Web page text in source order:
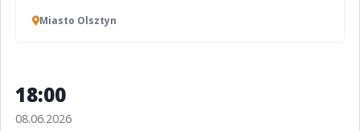
Miasto Olsztyn
18:00
08.06.2026